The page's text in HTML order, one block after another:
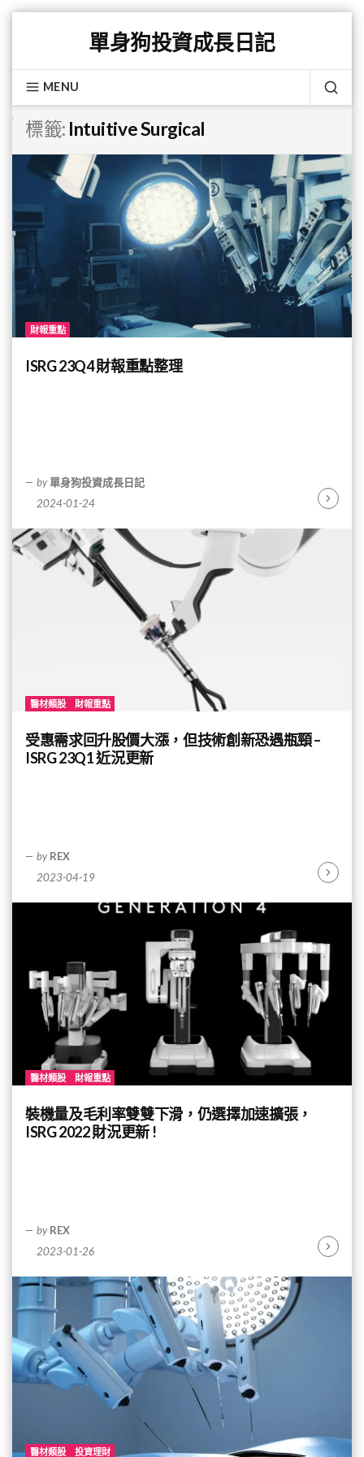
content
單身狗投資成長日記
MENU
標籤: Intuitive Surgical
財報重點
ISRG 23Q4 財報重點整理
by 單身狗投資成長日記
2024-01-24
醫材類股 財報重點
受惠需求回升股價大漲，但技術創新恐遇瓶頸 –
ISRG 23Q1 近況更新
by REX
2023-04-19
醫材類股 財報重點
裝機量及毛利率雙雙下滑，仍選擇加速擴張，
ISRG 2022 財況更新 !
by REX
2023-01-26
醫材類股 投資理財